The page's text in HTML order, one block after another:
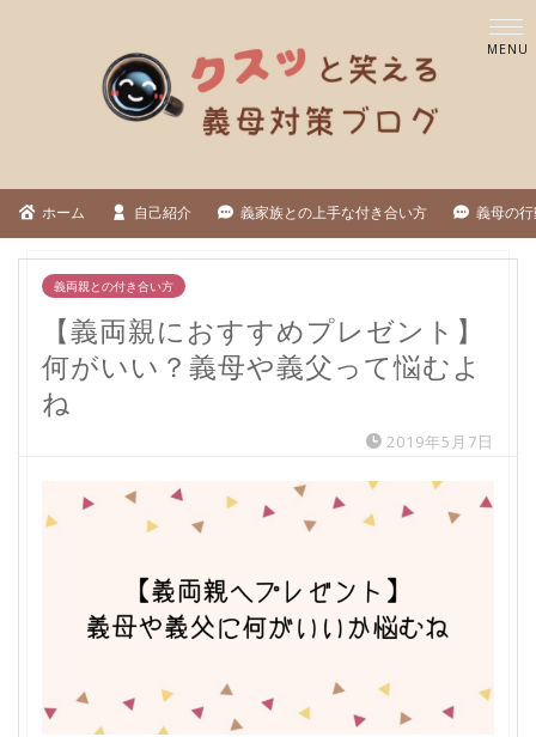
ホーム 自己紹介 義家族との上手な付き合い方 義母の
義両親との付き合い方
【義両親におすすめプレゼント】
何がいい？義母や義父って悩むよ
ね
2019年5月7日